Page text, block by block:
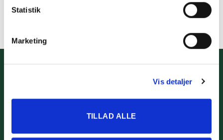
Statistik
Marketing
Vis detaljer
TILLAD ALLE
TILFØJ TIL KURV
Kontakt@kidssport.dk
Størrelsesguide
Vilkår og betingelser
Privatlivspolitik
Retur
Fragt og levering